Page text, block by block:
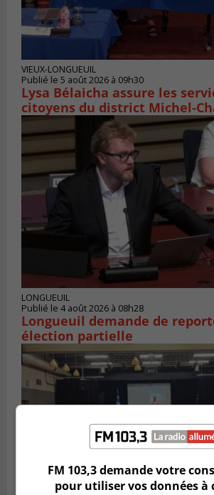
VIEUX-LONGUEUIL
Publié le 5 août 2026 à 09h30
Lysa Bélaicha assure les
citoyens du district
LONGUEUIL
Publié le 4 août 2026 à 08h28
Longueuil demande de
élection partielle
FM 103,3 demande votre
pour utiliser vos données à